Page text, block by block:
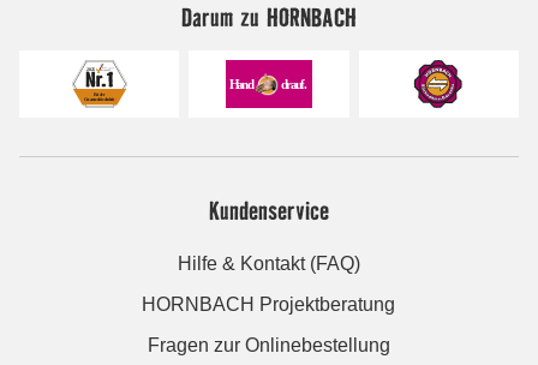
Darum zu HORNBACH
Kundenservice
Hilfe & Kontakt (FAQ)
HORNBACH Projektberatung
Fragen zur Onlinebestellung